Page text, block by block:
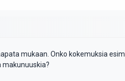
mukaan. Onko kokemuksia esim.
makunuuskia?